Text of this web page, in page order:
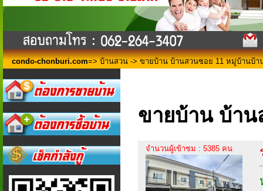
condo-chonburi.com=> บ้านสวน -> ขายบ้าน บ้านสวนซอย 11 หมู่บ้านบ้า
ขายบ้าน บ้า
จำนวนผู้เข้าชม : 5385 คน